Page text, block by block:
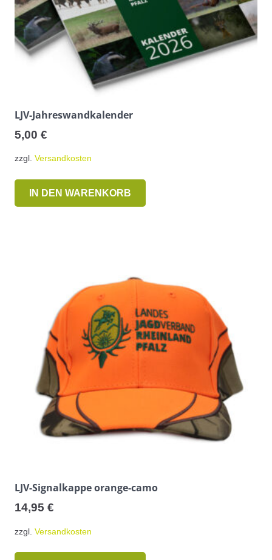
LJV-Jahreswandkalender
5,00 €
zzgl. Versandkosten
IN DEN WARENKORB
LJV-Signalkappe orange-camo
14,95 €
zzgl. Versandkosten